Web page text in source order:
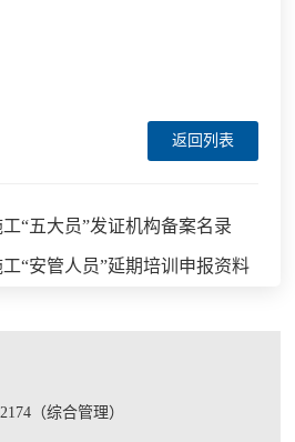
返回列表
“五大员”发证机构备案名录
“安管人员”延期培训申报资料
（综合管理）